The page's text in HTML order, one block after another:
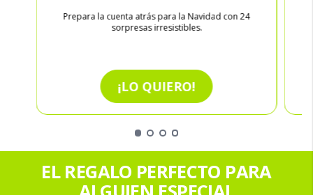
Prepara la cuenta atrás para la Navidad con 24
sorpresas irresistibles.
¡LO QUIERO!
EL REGALO PERFECTO PARA